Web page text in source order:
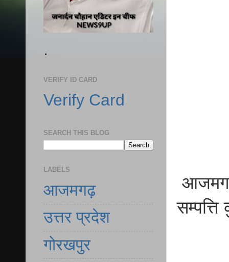
.
VERIFY ID CARD
Verify Card
SEARCH THIS BLOG
LABELS
आजमगढ़
उत्तर प्रदेश
गोरखपुर